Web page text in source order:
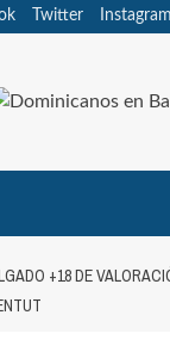
Twitter Instagram
+18 DE